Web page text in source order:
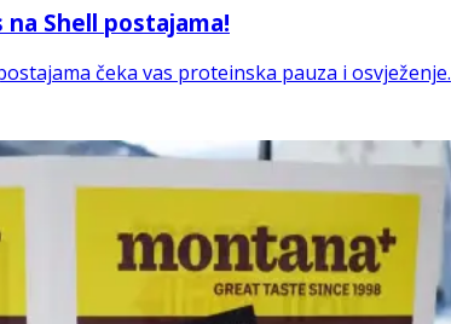
Shell postajama!
čeka vas proteinska pauza i osvježenje.